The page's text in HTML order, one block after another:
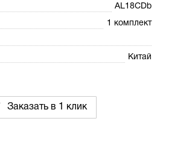
AL18CDb
1 комплект
Китай
Заказать в 1 клик